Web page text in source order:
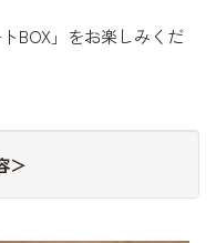
BOX」をお楽しみくだ
＞